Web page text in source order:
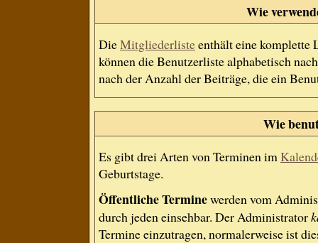
Wie
DieMitgliederlisteenthält eine komplette
können die Benutzerliste alphabetisch
nach der Anzahl der Beiträge, die ein
Wie
Es gibt drei Arten von Terminen im
Geburtstage.
Öffentliche Terminewerden vom
durch jeden einsehbar. Der Administrator
Termine einzutragen, normalerweise ist